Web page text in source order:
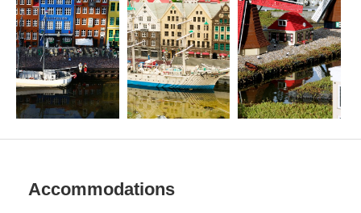
Accommodations